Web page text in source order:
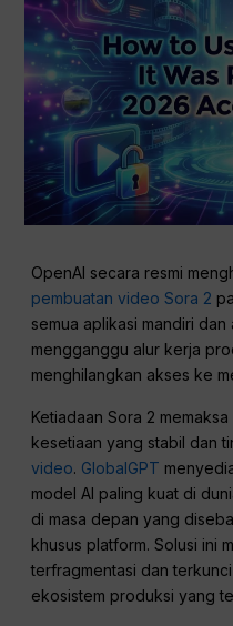
OpenAI secara resmi
pembuatan video Sora 2
semua aplikasi mandiri dan
mengganggu alur kerja
menghilangkan akses ke
Ketiadaan Sora 2
kesetiaan yang stabil dan
video. GlobalGPT
model AI paling kuat di
di masa depan yang
khusus platform. Solusi ini
terfragmentasi dan
ekosistem produksi yang